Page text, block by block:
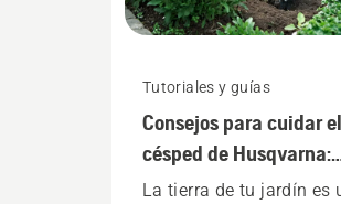
Tutoriales y guías
Consejos para cuidar el
césped de Husqvarna:
cómo cultivar la tierra
La tierra de tu jardín es